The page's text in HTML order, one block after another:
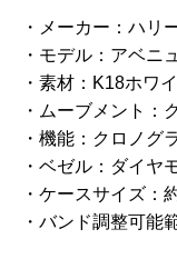
メーカー：ハリ
モデル：アベニ
素材：K18ホワ
ムーブメント：
機能：クロノグ
ベゼル：ダイヤ
ケースサイズ：
バンド調整可能